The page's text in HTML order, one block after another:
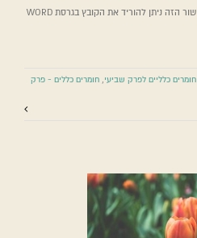
ניתן להוריד את הקובץ בגרסת PDF בקישור הזה ניתן להוריד את הקובץ בגרסת WORD
חומרים כלליים לפרק שביעי, חומרים כללים - פרק